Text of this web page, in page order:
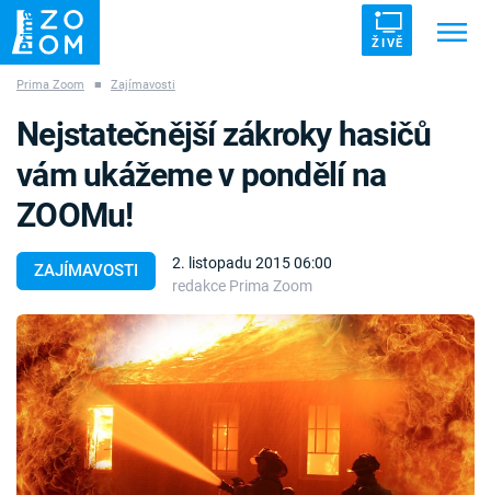
ŽIVĚ
ZÁHADY VETŘELCI DÁVNOVĚKU
Témata
Témata
Pořady
TV Program
Prima Zoom ■ Zajímavosti
ZAJÍMAVOSTI
2. listopadu 2015 06:00
redakce Prima Zoom
Nejstatečnější zákroky hasičů
vám ukážeme v pondělí na
ZOOMu!